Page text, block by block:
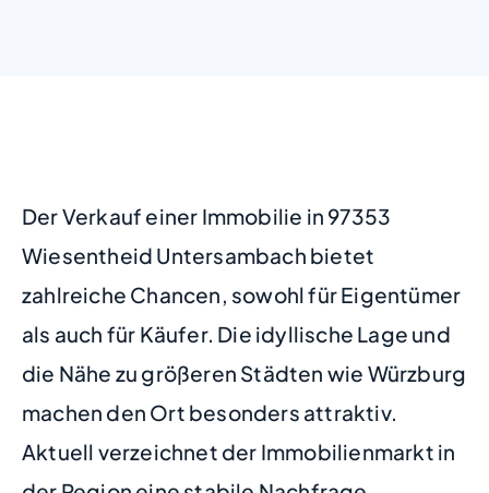
Der Verkauf einer Immobilie in 97353
Wiesentheid Untersambach bietet
zahlreiche Chancen, sowohl für Eigentümer
als auch für Käufer. Die idyllische Lage und
die Nähe zu größeren Städten wie Würzburg
machen den Ort besonders attraktiv.
Aktuell verzeichnet der Immobilienmarkt in